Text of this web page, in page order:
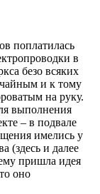
поплатилась
в
безо всяких
и к тому
на руку.
выполнения
– в подвале
имелись у
(здесь и далее
пришла идея
оно